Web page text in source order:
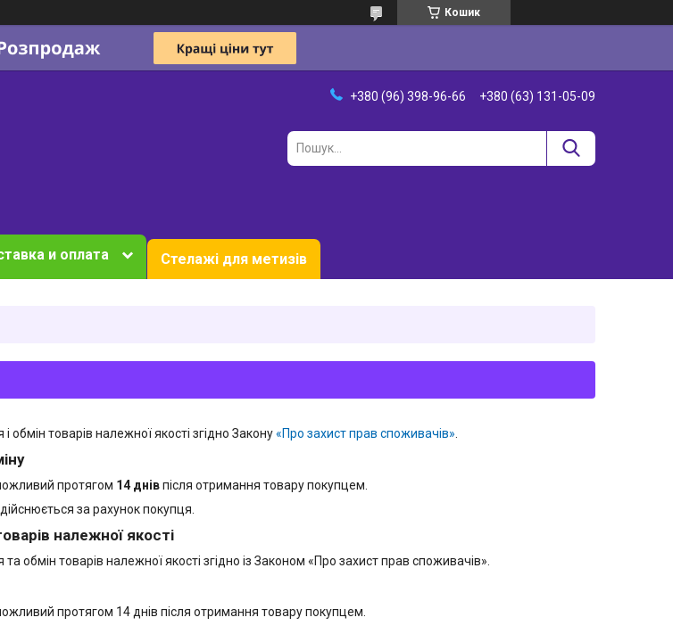
Кошик
+380 (96) 398-96-66 +380 (63) 131-05-09
и оплата Стелажі для метизів
обмін товарів належної якості згідно Закону«Про захист прав споживачів»
протягом 14 днівпісля отримання товару покупцем.
за рахунок покупця.
належної якості
обмін товарів належної якості згідно із Законом «Про захист прав споживачів».
протягом 14 днів після отримання товару покупцем.